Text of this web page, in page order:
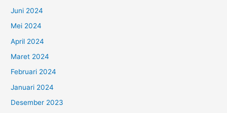
Juni 2024
Mei 2024
April 2024
Maret 2024
Februari 2024
Januari 2024
Desember 2023